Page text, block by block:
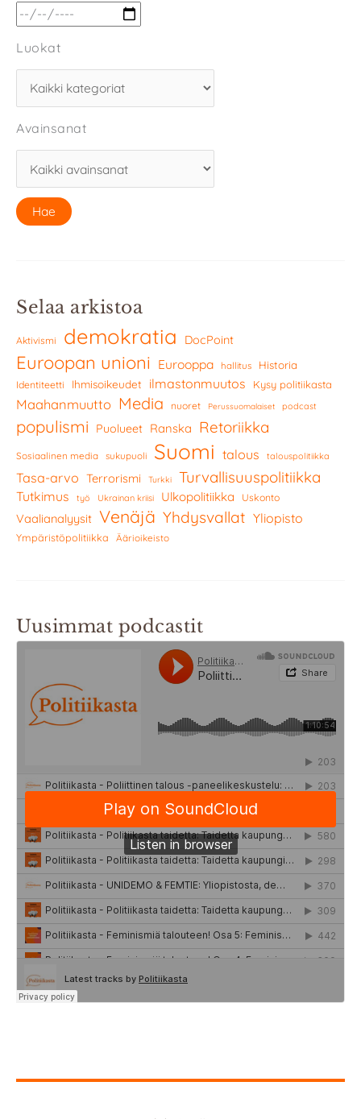
Luokat
Avainsanat
Selaa arkistoa
Aktivismi demokratia DocPoint
Euroopan unioni Eurooppa hallitus Historia
Identiteetti Ihmisoikeudet ilmastonmuutos Kysy politiikasta
Maahanmuutto Media nuoret Perussuomalaiset podcast
populismi Puolueet Ranska Retoriikka
Sosiaalinen media sukupuoli Suomi talous talouspolitiikka
Tasa-arvo Terrorismi Turkki Turvallisuuspolitiikka
Tutkimus työ Ukrainan kriisi Ulkopolitiikka Uskonto
Vaalianalyysit Venäjä Yhdysvallat Yliopisto
Ympäristöpolitiikka Äärioikeisto
Uusimmat podcastit